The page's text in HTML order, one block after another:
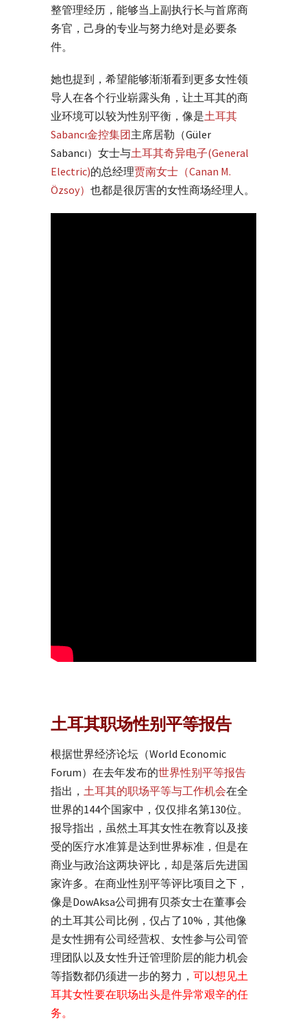
整管理经历，能够当上副执行长与首席商
务官，己身的专业与努力绝对是必要条
件。
她也提到，希望能够渐渐看到更多女性领
导人在各个行业崭露头角，让土耳其的商
业环境可以较为性别平衡，像是土耳其
Sabancı金控集团主席居勒（Güler
Sabancı）女士与土耳其奇异电子(General
Electric)的总经理贾南女士（Canan M.
Özsoy） 也都是很厉害的女性商场经理人。
土耳其职场性别平等报告
根据世界经济论坛（World Economic
Forum）在去年发布的世界性别平等报告
指出， 土耳其的职场平等与工作机会在全
世界的144个国家中，仅仅排名第130位。
报导指出，虽然土耳其女性在教育以及接
受的医疗水准算是达到世界标准，但是在
商业与政治这两块评比，却是落后先进国
家许多。在商业性别平等评比项目之下，
像是DowAksa公司拥有贝荼女士在董事会
的土耳其公司比例，仅占了10%，其他像
是女性拥有公司经营权、女性参与公司管
理团队以及女性升迁管理阶层的能力机会
等指数都仍须进一步的努力， 可以想见土
耳其女性要在职场出头是件异常艰辛的任
务。